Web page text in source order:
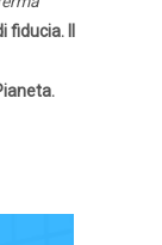
fiducia. Il